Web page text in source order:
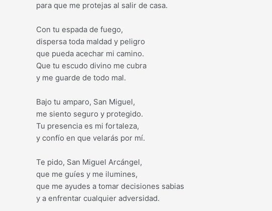
para que me protejas al salir de casa.
Con tu espada de fuego,
dispersa toda maldad y peligro
que pueda acechar mi camino.
Que tu escudo divino me cubra
y me guarde de todo mal.
Bajo tu amparo, San Miguel,
me siento seguro y protegido.
Tu presencia es mi fortaleza,
y confío en que velarás por mí.
Te pido, San Miguel Arcángel,
que me guíes y me ilumines,
que me ayudes a tomar decisiones sabias
y a enfrentar cualquier adversidad.